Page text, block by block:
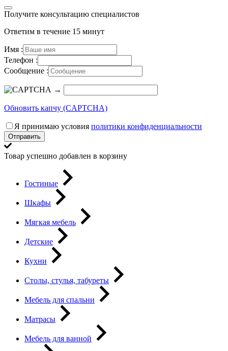
Получите консультацию специалистов
Ответим в течение 15 минут
Имя :
Телефон :
Сообщение :
→
Обновить капчу (CAPTCHA)
Я принимаю условия политики конфиденциальности
Отправить
Товар успешно добавлен в корзину
Гостиные
Шкафы
Мягкая мебель
Детские
Кухни
Столы, стулья, табуреты
Мебель для спальни
Матрасы
Мебель для ванной